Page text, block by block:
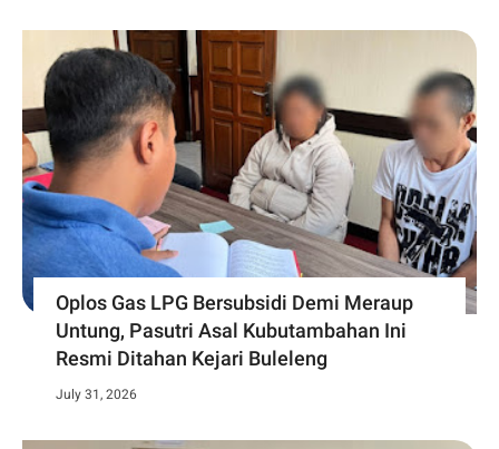
Oplos Gas LPG Bersubsidi Demi Meraup
Untung, Pasutri Asal Kubutambahan Ini
Resmi Ditahan Kejari Buleleng
July 31, 2026